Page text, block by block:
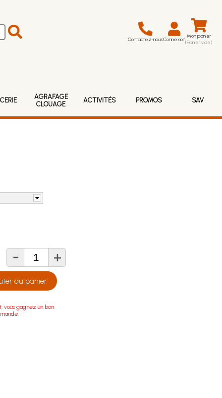
Contactez-nousConnexion Mon panier
(Panier vide)
AGRAFAGE
CLOUAGE
ACTIVITÉS PROMOS SAV
- +
au panier
gagnez un bon